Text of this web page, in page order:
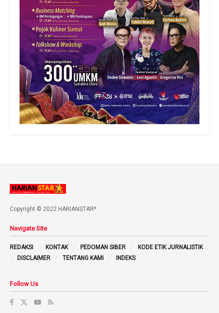
Copyright © 2022 HARIANSTAR*
Navigate Site
REDAKSI KONTAK PEDOMAN SIBER
KODE ETIK JURNALISTIK
DISCLAIMER
TENTANG KAMI INDEKS
Follow Us